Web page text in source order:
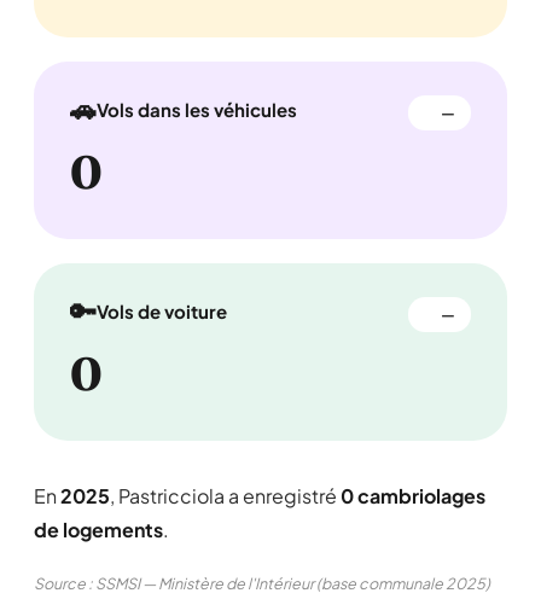
🚗Vols dans les véhicules —
0
🔑Vols de voiture —
0
En2025, Pastricciola a enregistré 0 cambriolages
de logements.
Source : SSMSI — Ministère de l'Intérieur (base communale 2025)